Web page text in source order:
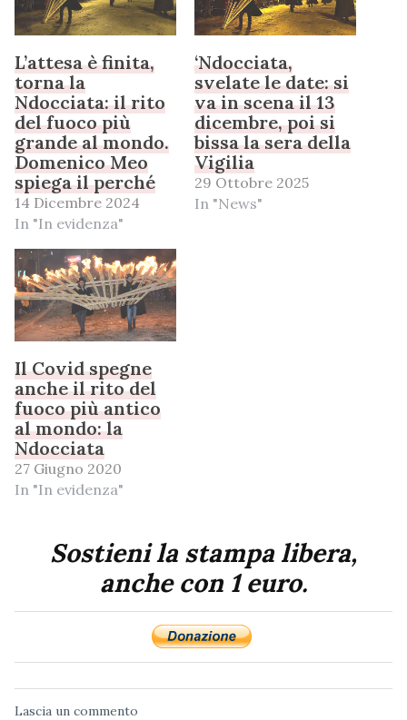
L’attesa è finita,
torna la
Ndocciata: il rito
del fuoco più
grande al mondo.
Domenico Meo
spiega il perché
14 Dicembre 2024
In "In evidenza"
‘Ndocciata,
svelate le date: si
va in scena il 13
dicembre, poi si
bissa la sera della
Vigilia
29 Ottobre 2025
In "News"
Il Covid spegne
anche il rito del
fuoco più antico
al mondo: la
Ndocciata
27 Giugno 2020
In "In evidenza"
Sostieni la stampa libera,
anche con 1 euro.
Lascia un commento